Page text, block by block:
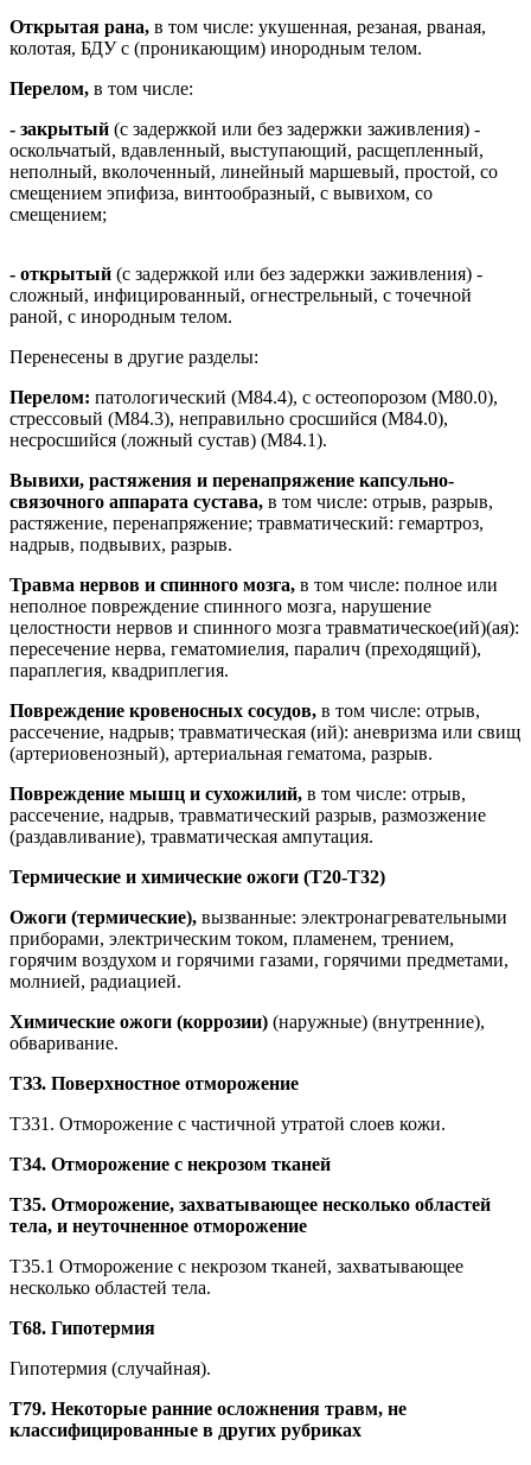
Открытая рана, в том числе: укушенная, резаная, рваная,
колотая, БДУ с (проникающим) инородным телом.
Перелом, в том числе:
- закрытый (с задержкой или без задержки заживления) -
оскольчатый, вдавленный, выступающий, расщепленный,
неполный, вколоченный, линейный маршевый, простой, со
смещением эпифиза, винтообразный, с вывихом, со
смещением;
- открытый (с задержкой или без задержки заживления) -
сложный, инфицированный, огнестрельный, с точечной
раной, с инородным телом.
Перенесены в другие разделы:
Перелом: патологический (М84.4), с остеопорозом (М80.0),
стрессовый (М84.3), неправильно сросшийся (М84.0),
несросшийся (ложный сустав) (М84.1).
Вывихи, растяжения и перенапряжение капсульно-
связочного аппарата сустава, в том числе: отрыв, разрыв,
растяжение, перенапряжение; травматический: гемартроз,
надрыв, подвывих, разрыв.
Травма нервов и спинного мозга, в том числе: полное или
неполное повреждение спинного мозга, нарушение
целостности нервов и спинного мозга травматическое(ий)(ая):
пересечение нерва, гематомиелия, паралич (преходящий),
параплегия, квадриплегия.
Повреждение кровеносных сосудов, в том числе: отрыв,
рассечение, надрыв; травматическая (ий): аневризма или свищ
(артериовенозный), артериальная гематома, разрыв.
Повреждение мышц и сухожилий, в том числе: отрыв,
рассечение, надрыв, травматический разрыв, размозжение
(раздавливание), травматическая ампутация.
Термические и химические ожоги (Т20-Т32)
Ожоги (термические), вызванные: электронагревательными
приборами, электрическим током, пламенем, трением,
горячим воздухом и горячими газами, горячими предметами,
молнией, радиацией.
Химические ожоги (коррозии) (наружные) (внутренние),
обваривание.
ТЗЗ. Поверхностное отморожение
Т331. Отморожение с частичной утратой слоев кожи.
Т34. Отморожение с некрозом тканей
Т35. Отморожение, захватывающее несколько областей
тела, и неуточненное отморожение
Т35.1 Отморожение с некрозом тканей, захватывающее
несколько областей тела.
Т68. Гипотермия
Гипотермия (случайная).
Т79. Некоторые ранние осложнения травм, не
классифицированные в других рубриках